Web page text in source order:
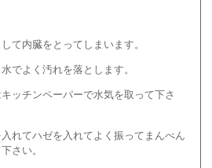
て内臓をとってしまいます。
でよく汚れを落とします。
ッチンペーパーで水気を取って下さ
れてハゼを入れてよく振ってまんべん
さい。